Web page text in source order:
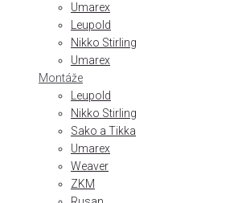
Umarex
Leupold
Nikko Stirling
Umarex
Montáže
Leupold
Nikko Stirling
Sako a Tikka
Umarex
Weaver
ZKM